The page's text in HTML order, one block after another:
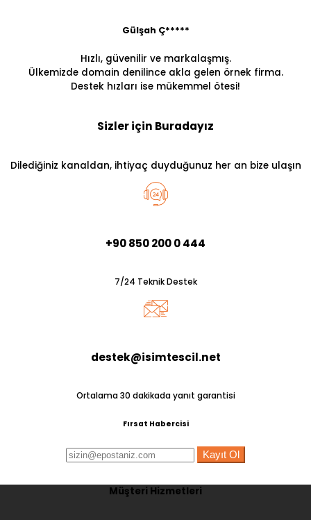
Gülşah Ç*****
Hızlı, güvenilir ve markalaşmış.
Ülkemizde domain denilince akla gelen örnek firma.
Destek hızları ise mükemmel ötesi!
Sizler için Buradayız
Dilediğiniz kanaldan, ihtiyaç duyduğunuz her an bize ulaşın
+90 850 200 0 444
7/24 Teknik Destek
destek@isimtescil.net
Ortalama 30 dakikada yanıt garantisi
Fırsat Habercisi
Kayıt Ol
Müşteri Hizmetleri